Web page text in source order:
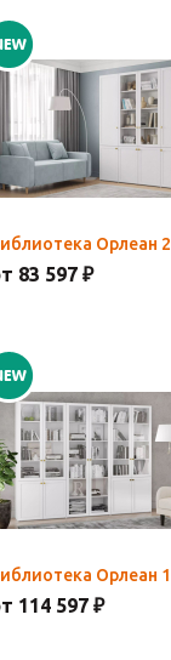
Орлеан 2
83 597 ₽
Орлеан 1
114 597 ₽